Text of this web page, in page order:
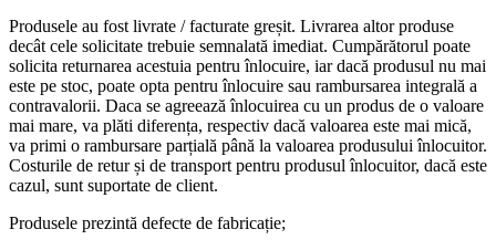
Produsele au fost livrate / facturate greșit. Livrarea altor produse
decât cele solicitate trebuie semnalată imediat. Cumpărătorul poate
solicita returnarea acestuia pentru înlocuire, iar dacă produsul nu mai
este pe stoc, poate opta pentru înlocuire sau rambursarea integrală a
contravalorii. Daca se agreează înlocuirea cu un produs de o valoare
mai mare, va plăti diferența, respectiv dacă valoarea este mai mică,
va primi o rambursare parțială până la valoarea produsului înlocuitor.
Costurile de retur și de transport pentru produsul înlocuitor, dacă este
cazul, sunt suportate de client.
Produsele prezintă defecte de fabricație;